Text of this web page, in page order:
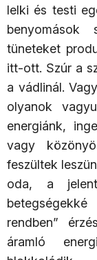
lelki és testi
tüneteket
itt-ott. Szúr a
a vádlinál.
olyanok
energiánk,
vagy
feszültek
oda, a
rendben”
áramló